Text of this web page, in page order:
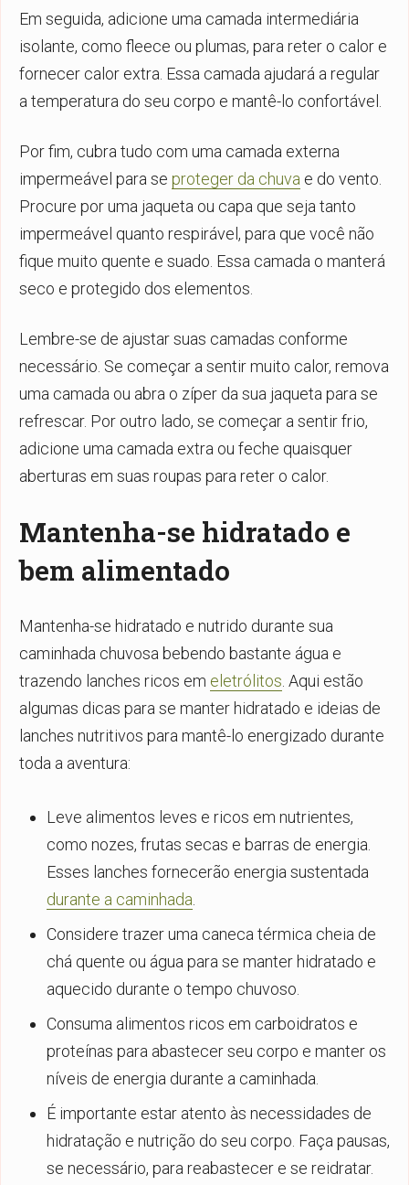
Em seguida, adicione uma camada intermediária
isolante, como fleece ou plumas, para reter o calor e
fornecer calor extra. Essa camada ajudará a regular
a temperatura do seu corpo e mantê-lo confortável.
Por fim, cubra tudo com uma camada externa
impermeável para se proteger da chuva e do vento.
Procure por uma jaqueta ou capa que seja tanto
impermeável quanto respirável, para que você não
fique muito quente e suado. Essa camada o manterá
seco e protegido dos elementos.
Lembre-se de ajustar suas camadas conforme
necessário. Se começar a sentir muito calor, remova
uma camada ou abra o zíper da sua jaqueta para se
refrescar. Por outro lado, se começar a sentir frio,
adicione uma camada extra ou feche quaisquer
aberturas em suas roupas para reter o calor.
Mantenha-se hidratado e
bem alimentado
Mantenha-se hidratado e nutrido durante sua
caminhada chuvosa bebendo bastante água e
trazendo lanches ricos em eletrólitos . Aqui estão
algumas dicas para se manter hidratado e ideias de
lanches nutritivos para mantê-lo energizado durante
toda a aventura:
Leve alimentos leves e ricos em nutrientes,
como nozes, frutas secas e barras de energia.
Esses lanches fornecerão energia sustentada
durante a caminhada
Considere trazer uma caneca térmica cheia de
chá quente ou água para se manter hidratado e
aquecido durante o tempo chuvoso.
Consuma alimentos ricos em carboidratos e
proteínas para abastecer seu corpo e manter os
níveis de energia durante a caminhada.
É importante estar atento às necessidades de
hidratação e nutrição do seu corpo. Faça pausas,
se necessário, para reabastecer e se reidratar.